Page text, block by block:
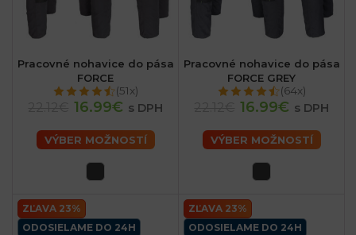
Pracovné nohavice do pása
FORCE
(51x)
16.99€ s DPH
VÝBER MOŽNOSTÍ
Pracovné nohavice do pása
FORCE GREY
(64x)
16.99€ s DPH
VÝBER MOŽNOSTÍ
ZĽAVA 23%
ODOSIELAME DO 24H
ZĽAVA 23%
ODOSIELAME DO 24H